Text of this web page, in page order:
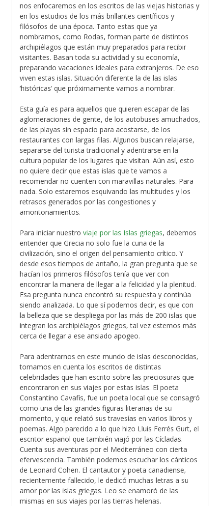
nos enfocaremos en los escritos de las viejas historias y
en los estudios de los más brillantes científicos y
filósofos de una época. Tanto estas que ya
nombramos, como Rodas, forman parte de distintos
archipiélagos que están muy preparados para recibir
visitantes. Basan toda su actividad y su economía,
preparando vacaciones ideales para extranjeros. De eso
viven estas islas. Situación diferente la de las islas
‘históricas’ que próximamente vamos a nombrar.
Esta guía es para aquellos que quieren escapar de las
aglomeraciones de gente, de los autobuses amuchados,
de las playas sin espacio para acostarse, de los
restaurantes con largas filas. Algunos buscan relajarse,
separarse del turista tradicional y adentrarse en la
cultura popular de los lugares que visitan. Aún así, esto
no quiere decir que estas islas que te vamos a
recomendar no cuenten con maravillas naturales. Para
nada. Solo estaremos esquivando las multitudes y los
retrasos generados por las congestiones y
amontonamientos.
Para iniciar nuestro viaje por las Islas griegas, debemos
entender que Grecia no solo fue la cuna de la
civilización, sino el origen del pensamiento crítico. Y
desde esos tiempos de antaño, la gran pregunta que se
hacían los primeros filósofos tenía que ver con
encontrar la manera de llegar a la felicidad y la plenitud.
Esa pregunta nunca encontró su respuesta y continúa
siendo analizada. Lo que sí podemos decir, es que con
la belleza que se despliega por las más de 200 islas que
integran los archipiélagos griegos, tal vez estemos más
cerca de llegar a ese ansiado apogeo.
Para adentrarnos en este mundo de islas desconocidas,
tomamos en cuenta los escritos de distintas
celebridades que han escrito sobre las preciosuras que
encontraron en sus viajes por estas islas. El poeta
Constantino Cavafis, fue un poeta local que se consagró
como una de las grandes figuras literarias de su
momento, y que relató sus travesías en varios libros y
poemas. Algo parecido a lo que hizo Lluis Ferrés Gurt, el
escritor español que también viajó por las Cícladas.
Cuenta sus aventuras por el Mediterráneo con cierta
efervescencia. También podemos escuchar los cánticos
de Leonard Cohen. El cantautor y poeta canadiense,
recientemente fallecido, le dedicó muchas letras a su
amor por las islas griegas. Leo se enamoró de las
mismas en sus viajes por las tierras helenas.